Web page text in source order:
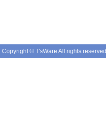
Copyright © T'sWare All rights reserved